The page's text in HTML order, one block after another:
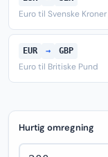
Euro til Svenske Kroner
EUR → GBP
Euro til Britiske Pund
Hurtig omregning